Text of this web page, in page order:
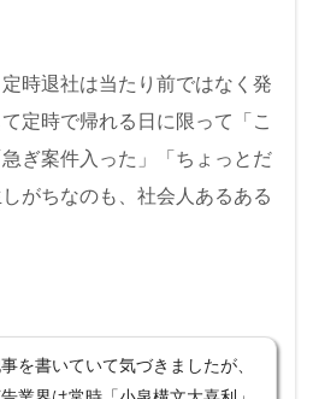
時退社は当たり前ではなく発
定時で帰れる日に限って「こ
ぎ案件入った」「ちょっとだ
がちなのも、社会人あるある
を書いていて気づきましたが、